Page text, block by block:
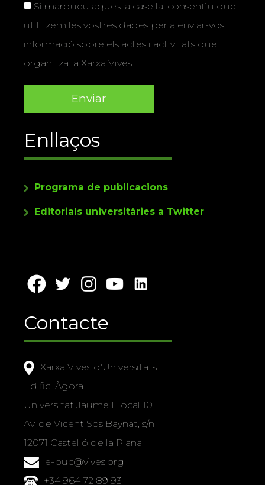
Si marqueu aquesta casella, consentiu que
utilitzem les vostres dades per a enviar-vos
informació sobre els actes i activitats que
organitza la Xarxa Vives.
Enllaços
Programa de publicacions
Editorials universitàries a Twitter
Contacte
Xarxa Vives d'Universitats
Edifici Àgora
Universitat Jaume I, local 10
Av. de Vicent Sos Baynat, s/n
12071 Castelló de la Plana
e-buc@vives.org
+34 964 72 89 93